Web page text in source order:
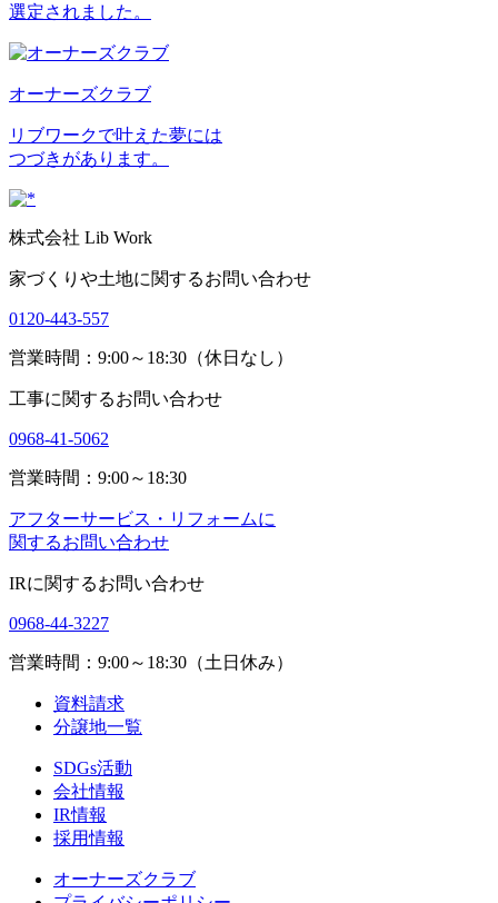
選定されました。
オーナーズクラブ
リブワークで叶えた夢には
つづきがあります。
株式会社 Lib Work
家づくりや土地に関するお問い合わせ
0120-443-557
営業時間：9:00～18:30（休日なし）
工事に関するお問い合わせ
0968-41-5062
営業時間：9:00～18:30
アフターサービス・リフォームに
関するお問い合わせ
IRに関するお問い合わせ
0968-44-3227
営業時間：9:00～18:30（土日休み）
資料請求
分譲地一覧
SDGs活動
会社情報
IR情報
採用情報
オーナーズクラブ